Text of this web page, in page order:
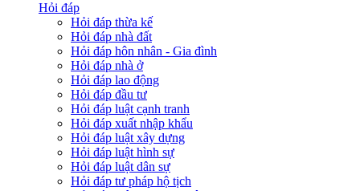
Hỏi đáp
Hỏi đáp thừa kế
Hỏi đáp nhà đất
Hỏi đáp hôn nhân - Gia đình
Hỏi đáp nhà ở
Hỏi đáp lao động
Hỏi đáp đầu tư
Hỏi đáp luật cạnh tranh
Hỏi đáp xuất nhập khẩu
Hỏi đáp luật xây dựng
Hỏi đáp luật hình sự
Hỏi đáp luật dân sự
Hỏi đáp tư pháp hộ tịch